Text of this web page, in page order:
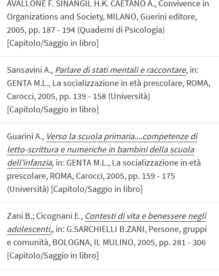
AVALLONE F. SINANGIL H.K. CAETANO A., Convivence in
Organizations and Society, MILANO, Guerini editore,
2005, pp. 187 - 194 (Quaderni di Psicologia)
[Capitolo/Saggio in libro]
Sansavini A., Parlare di stati mentali e raccontare, in:
GENTA M.L., La socializzazione in età prescolare, ROMA,
Carocci, 2005, pp. 139 - 158 (Università)
[Capitolo/Saggio in libro]
Guarini A., Verso la scuola primaria....competenze di
letto-scrittura e numeriche in bambini della scuola
dell'infanzia, in: GENTA M.L., La socializzazione in età
prescolare, ROMA, Carocci, 2005, pp. 159 - 175
(Università) [Capitolo/Saggio in libro]
Zani B.; Cicognani E., Contesti di vita e benessere negli
adolescenti,, in: G.SARCHIELLI B.ZANI, Persone, gruppi
e comunità, BOLOGNA, IL MULINO, 2005, pp. 281 - 306
[Capitolo/Saggio in libro]